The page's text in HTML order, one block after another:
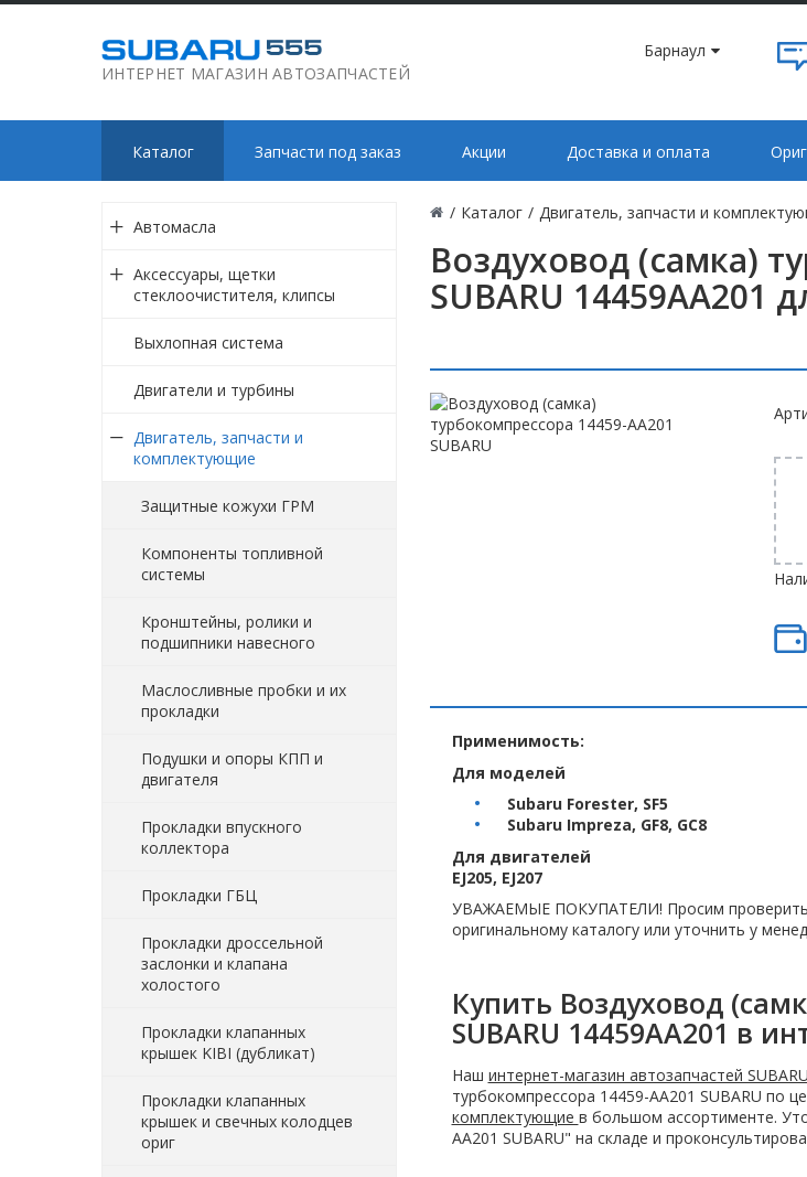
ИНТЕРНЕТ МАГАЗИН АВТОЗАПЧАСТЕЙ
Барнаул
Каталог Запчасти под заказ Акции Доставка и оплата
/ Каталог / Двигатель, запчасти и
Воздуховод (самка)
SUBARU 14459AA201
Автомасла
Аксессуары, щетки
стеклоочистителя, клипсы
Выхлопная система
Двигатели и турбины
Двигатель, запчасти и
комплектующие
Защитные кожухи ГРМ
Компоненты топливной
системы
Кронштейны, ролики и
подшипники навесного
Маслосливные пробки и их
прокладки
Подушки и опоры КПП и
двигателя
Прокладки впускного
коллектора
Прокладки ГБЦ
Прокладки дроссельной
заслонки и клапана
холостого
Прокладки клапанных
крышек KIBI (дубликат)
Прокладки клапанных
крышек и свечных колодцев
ориг
Применимость:
Для моделей
Subaru Forester, SF5
Subaru Impreza, GF8, GC8
Для двигателей
EJ205, EJ207
УВАЖАЕМЫЕ ПОКУПАТЕЛИ! Просим проверить
оригинальному каталогу или уточнить у
Купить Воздуховод
SUBARU 14459AA201 в
Наш интернет-магазин автозапчастей
турбокомпрессора 14459-AA201 SUBARU по
комплектующие в большом ассортименте.
AA201 SUBARU" на складе и